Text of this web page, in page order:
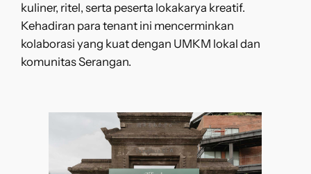
kuliner, ritel, serta peserta lokakarya kreatif.
Kehadiran para tenant ini mencerminkan
kolaborasi yang kuat dengan UMKM lokal dan
komunitas Serangan.